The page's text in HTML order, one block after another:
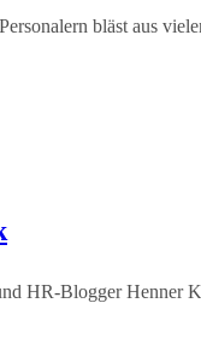
bläst aus
HR-Blogger Henner